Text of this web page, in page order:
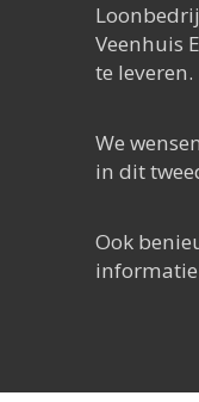
Veenhuis
te leveren.
We
in dit
Ook